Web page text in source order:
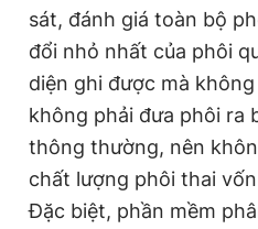
sát, đánh giá toàn bộ
đổi nhỏ nhất của phôi
diện ghi được mà
không phải đưa phôi ra
thông thường, nên
chất lượng phôi thai
Đặc biệt, phần mềm